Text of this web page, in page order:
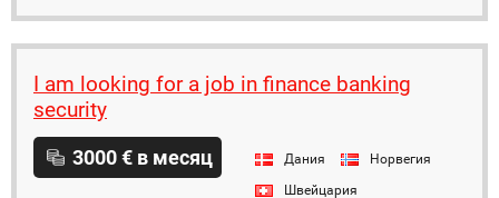
I am looking for a job in finance banking
security
3000 € в месяц Дания
Норвегия
Швейцария